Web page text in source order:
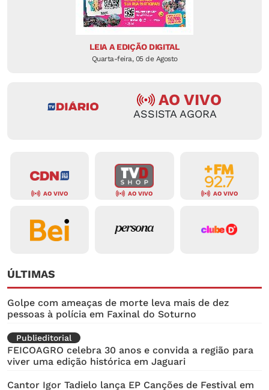
LEIA A EDIÇÃO DIGITAL
Quarta-feira, 05 de Agosto
AO VIVO
ASSISTA AGORA
AO VIVO AO VIVO AO VIVO
ÚLTIMAS
Golpe com ameaças de morte leva mais de dez
pessoas à polícia em Faxinal do Soturno
Publieditorial
FEICOAGRO celebra 30 anos e convida a região para
viver uma edição histórica em Jaguari
Cantor Igor Tadielo lança EP Canções de Festival em